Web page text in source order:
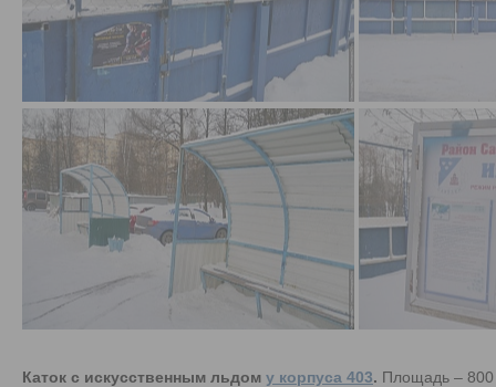
Каток с искусственным льдом у корпуса 403. Площадь – 800